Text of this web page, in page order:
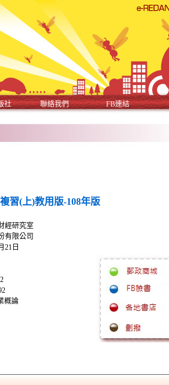
社 聯絡我們 FB連結
習(上)教用版-108年版
經研究室
有限公司
21日
概論